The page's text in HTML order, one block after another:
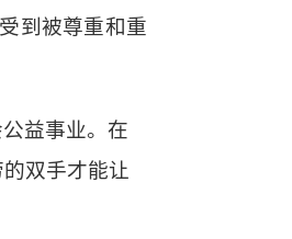
到被尊重和重
益事业。在
的双手才能让